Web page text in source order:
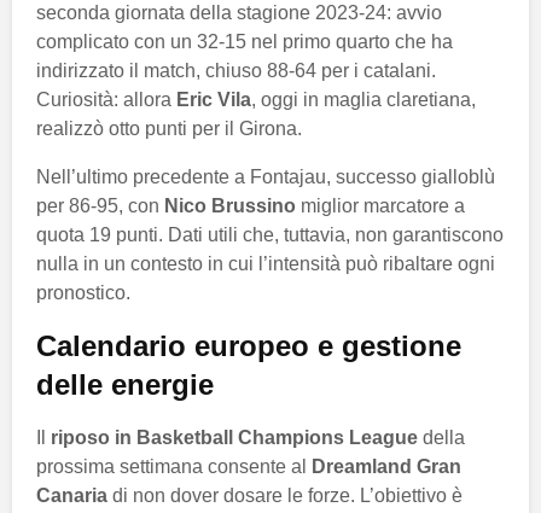
seconda giornata della stagione 2023-24: avvio
complicato con un 32-15 nel primo quarto che ha
indirizzato il match, chiuso 88-64 per i catalani.
Curiosità: allora Eric Vila, oggi in maglia claretiana,
realizzò otto punti per il Girona.
Nell’ultimo precedente a Fontajau, successo gialloblù
per 86-95, con Nico Brussino miglior marcatore a
quota 19 punti. Dati utili che, tuttavia, non garantiscono
nulla in un contesto in cui l’intensità può ribaltare ogni
pronostico.
Calendario europeo e gestione
delle energie
riposo in Basketball Champions League della
prossima settimana consente al
Dreamland Gran
Canaria di non dover dosare le forze. L’obiettivo è